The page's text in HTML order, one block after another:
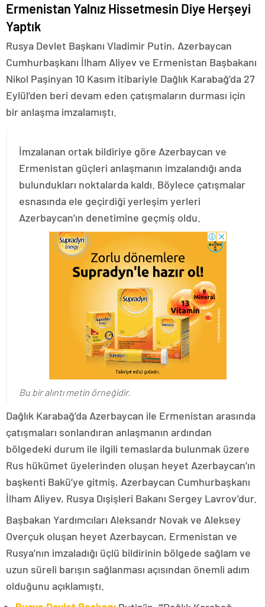
Ermenistan Yalnız Hissetmesin Diye Herşeyi
Yaptık
Rusya Devlet Başkanı Vladimir Putin, Azerbaycan
Cumhurbaşkanı İlham Aliyev ve Ermenistan Başbakanı
Nikol Paşinyan 10 Kasım itibariyle Dağlık Karabağ’da 27
Eylül’den beri devam eden çatışmaların durması için
bir anlaşma imzalamıştı.
İmzalanan ortak bildiriye göre Azerbaycan ve
Ermenistan güçleri anlaşmanın imzalandığı anda
bulundukları noktalarda kaldı. Böylece çatışmalar
esnasında ele geçirdiği yerleşim yerleri
Azerbaycan’ın denetimine geçmiş oldu.
Bu bir alıntı metin örneğidir.
Dağlık Karabağ’da Azerbaycan ile Ermenistan arasında
çatışmaları sonlandıran anlaşmanın ardından
bölgedeki durum ile ilgili temaslarda bulunmak üzere
Rus hükümet üyelerinden oluşan heyet Azerbaycan’ın
başkenti Bakü’ye gitmiş, Azerbaycan Cumhurbaşkanı
İlham Aliyev, Rusya Dışişleri Bakanı Sergey Lavrov’dur.
Başbakan Yardımcıları Aleksandr Novak ve Aleksey
Overçuk oluşan heyet Azerbaycan, Ermenistan ve
Rusya’nın imzaladığı üçlü bildirinin bölgede sağlam ve
uzun süreli barışın sağlanması açısından önemli adım
olduğunu açıklamıştı.